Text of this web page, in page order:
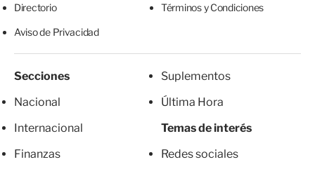
Directorio Términos y Condiciones
Aviso de Privacidad
Secciones
Nacional
Internacional
Finanzas
Suplementos
Última Hora
Temas de interés
Redes sociales